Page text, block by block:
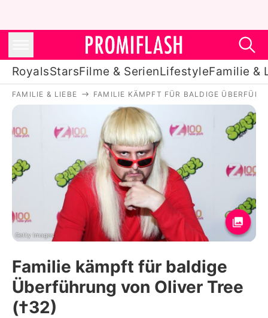
RoyalsStarsFilme & SerienLifestyleFamilie &
Royals
Stars
Filme & Serien
Lifestyle
Familie & Liebe
Promiflash Exklusiv
Alle Themen auf Promiflash
FAMILIE & LIEBE FAMILIE KÄMPFT FÜR BALDIGE
Getty Images
Familie kämpft für baldige
Überführung von Oliver Tree
(†32)